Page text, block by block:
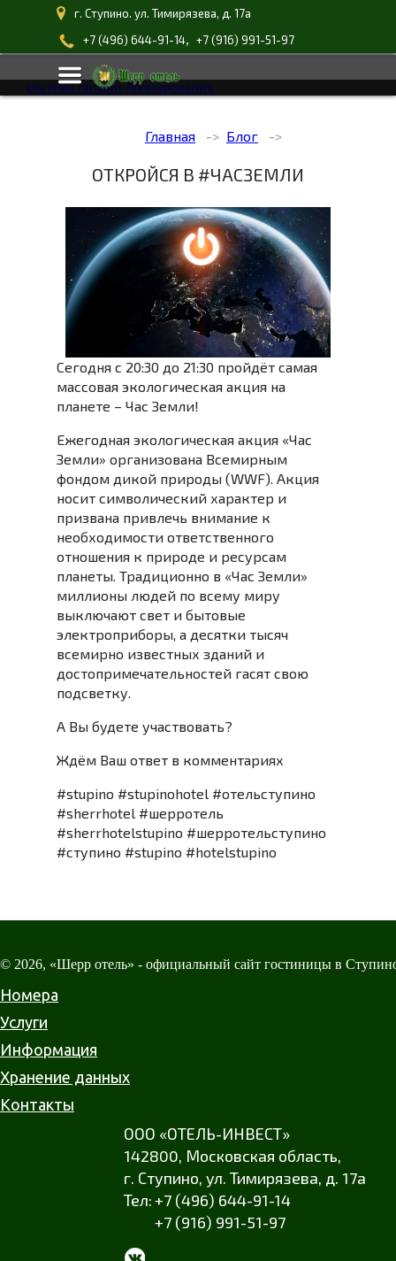
г. Ступино. ул. Тимирязева, д. 17а
+7 (496) 644-91-14, +7 (916) 991-51-97
система онлайн-бронирования
Главная Блог
ОТКРОЙСЯ В #ЧАСЗЕМЛИ
Сегодня с 20:30 до 21:30 пройдёт самая
массовая экологическая акция на
планете – Час Земли!
Ежегодная экологическая акция «Час
Земли» организована Всемирным
фондом дикой природы (WWF). Акция
носит символический характер и
призвана привлечь внимание к
необходимости ответственного
отношения к природе и ресурсам
планеты. Традиционно в «Час Земли»
миллионы людей по всему миру
выключают свет и бытовые
электроприборы, а десятки тысяч
всемирно известных зданий и
достопримечательностей гасят свою
подсветку.
А Вы будете участвовать?
Ждём Ваш ответ в комментариях
#stupino #stupinohotel #отельступино
#sherrhotel #шерротель
#sherrhotelstupino #шерротельступино
#ступино #stupino #hotelstupino
© 2026, «Шерр отель» - официальный сайт гостиницы в
Номера
Услуги
Информация
Хранение данных
Контакты
ООО «ОТЕЛЬ-ИНВЕСТ»
142800, Московская область,
г. Ступино, ул. Тимирязева, д. 17а
+7 (496) 644-91-14
+7 (916) 991-51-97